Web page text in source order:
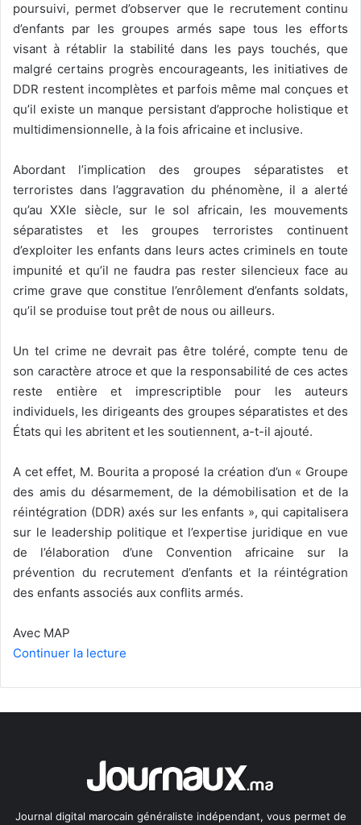
poursuivi, permet d’observer que le recrutement continu
d’enfants par les groupes armés sape tous les efforts
visant à rétablir la stabilité dans les pays touchés, que
malgré certains progrès encourageants, les initiatives de
DDR restent incomplètes et parfois même mal conçues et
qu’il existe un manque persistant d’approche holistique et
multidimensionnelle, à la fois africaine et inclusive.
Abordant l’implication des groupes séparatistes et
terroristes dans l’aggravation du phénomène, il a alerté
qu’au XXIe siècle, sur le sol africain, les mouvements
séparatistes et les groupes terroristes continuent
d’exploiter les enfants dans leurs actes criminels en toute
impunité et qu’il ne faudra pas rester silencieux face au
crime grave que constitue l’enrôlement d’enfants soldats,
qu’il se produise tout prêt de nous ou ailleurs.
Un tel crime ne devrait pas être toléré, compte tenu de
son caractère atroce et que la responsabilité de ces actes
reste entière et imprescriptible pour les auteurs
individuels, les dirigeants des groupes séparatistes et des
États qui les abritent et les soutiennent, a-t-il ajouté.
A cet effet, M. Bourita a proposé la création d’un « Groupe
des amis du désarmement, de la démobilisation et de la
réintégration (DDR) axés sur les enfants », qui capitalisera
sur le leadership politique et l’expertise juridique en vue
de l’élaboration d’une Convention africaine sur la
prévention du recrutement d’enfants et la réintégration
des enfants associés aux conflits armés.
Avec MAP
Continuer la lecture
Journal digital marocain généraliste indépendant, vous permet de